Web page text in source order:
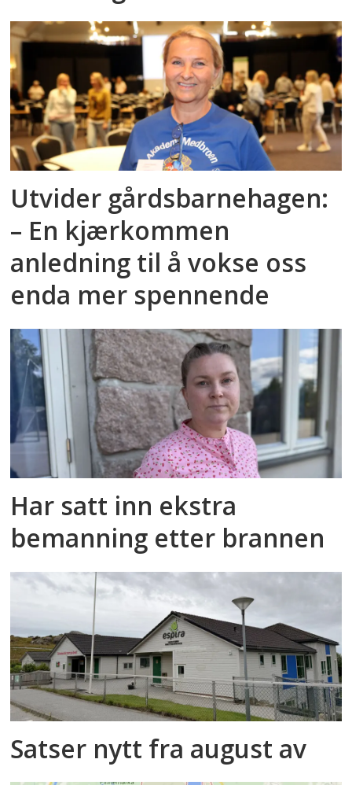
Utvider gårdsbarnehagen:
– En kjærkommen
anledning til å vokse oss
enda mer spennende
Har satt inn ekstra
bemanning etter brannen
Satser nytt fra august av